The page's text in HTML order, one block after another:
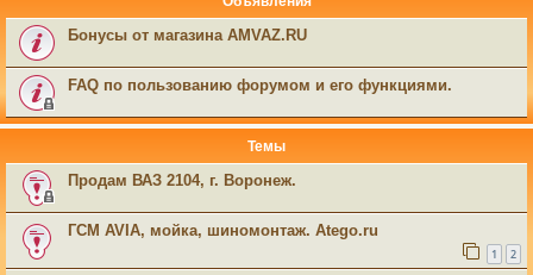
Бонусы от магазина AMVAZ.RU
FAQ по пользованию форумом и его функциями.
Темы
Продам ВАЗ 2104, г. Воронеж.
ГСМ AVIA, мойка, шиномонтаж. Atego.ru
1 2